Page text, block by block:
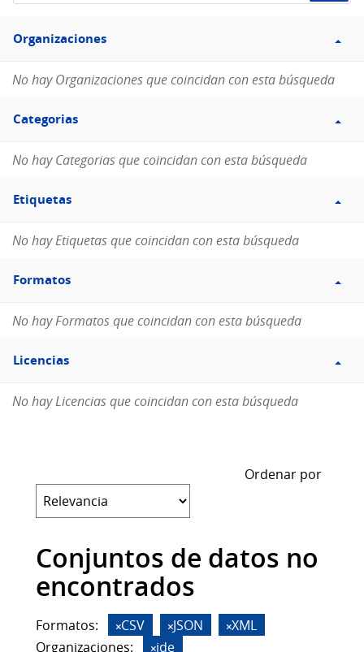
de
Filtro
Organizaciones
Organizaciones
No hay Organizaciones que coincidan con esta búsqueda
Filtro
Categorias
Categorias
No hay Categorias que coincidan con esta búsqueda
Filtro
Etiquetas
Etiquetas
No hay Etiquetas que coincidan con esta búsqueda
Filtro
Formatos
Formatos
No hay Formatos que coincidan con esta búsqueda
Filtro
Licencias
Licencias
No hay Licencias que coincidan con esta búsqueda
Ordenar por
Conjuntos de datos no
encontrados
Formatos: CSV JSON
XML
Organizaciones:
ide